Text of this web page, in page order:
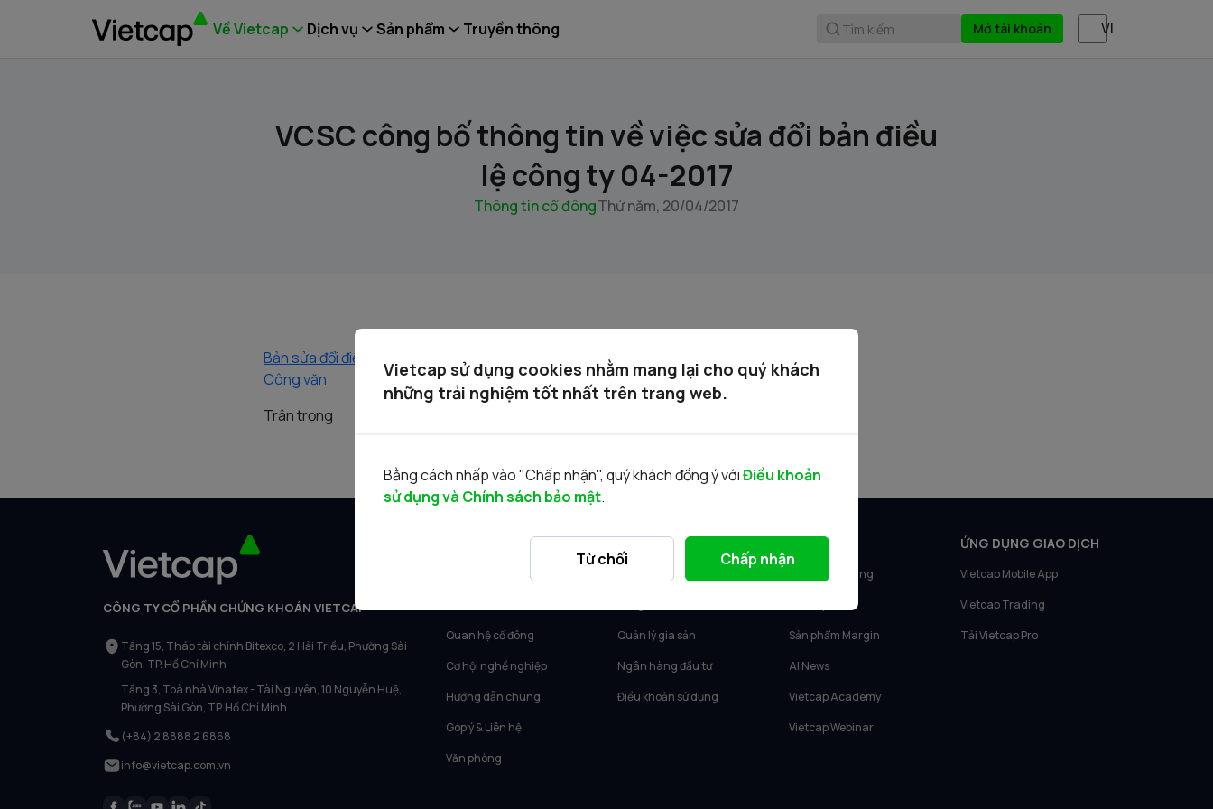
Về Vietcap Dịch vụ Sản phẩm Truyền thông Tìm kiếm Mở tài khoản
VCSC công bố thông tin về việc sửa đổi bản điều
lệ công ty 04-2017
Thông tin cổ đôngThứ năm, 20/04/2017
Bản sửa đổi điều lệ
Công văn
Trân trọng
CÔNG TY CỔ PHẦN CHỨNG KHOÁN VIETCAP
Tầng 15, Tháp tài chính Bitexco, 2 Hải Triều, Phường Sài
Gòn, TP. Hồ Chí Minh
Tầng 3, Toà nhà Vinatex - Tài Nguyên, 10 Nguyễn Huệ,
Phường Sài Gòn, TP. Hồ Chí Minh
(+84) 2 8888 2 6868
info@vietcap.com.vn
Quan hệ cổ đông
Cơ hội nghề nghiệp
Hướng dẫn chung
Góp ý & Liên hệ
Văn phòng
DỊCH VỤ
Tư vấn KH Cá nhân
Quản lý gia sản
Ngân hàng đầu tư
Điều khoản sử dụng
SẢN PHẨM
Vietcap Trading
Sản phẩm Margin
AI News
Vietcap Academy
Vietcap Webinar
ỨNG DỤNG GIAO DỊCH
Vietcap Mobile App
Vietcap Trading
Tải Vietcap Pro
Vietcap sử dụng cookies nhằm mang lại cho quý khách
những trải nghiệm tốt nhất trên trang web.
Bằng cách nhấp vào "Chấp nhận", quý khách đồng ý vớiĐiều khoản
sử dụng và Chính sách bảo mật.
Từ chối Chấp nhận